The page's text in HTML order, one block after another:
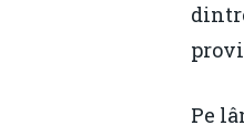
Pe